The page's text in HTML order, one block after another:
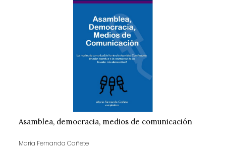
Asamblea, democracia, medios de comunicación
María Fernanda Cañete